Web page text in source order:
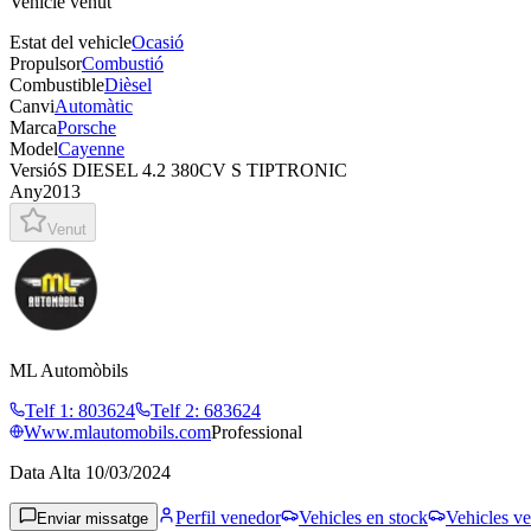
Estat del vehicleOcasió
PropulsorCombustió
CombustibleDièsel
CanviAutomàtic
MarcaPorsche
ModelCayenne
VersióS DIESEL 4.2 380CV S TIPTRONIC
Any2013
Venut
ML Automòbils
Telf 1 : 803624 Telf 2: 683624
Www.mlautomobils.comProfessional
Data Alta 10/03/2024
Enviar missatge Perfil venedor Vehicles en stock Vehicles